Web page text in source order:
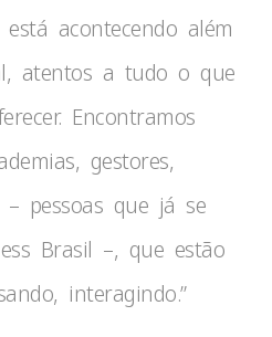
acontecendo além
atentos a tudo o que
Encontramos
gestores,
pessoas que já se
Brasil –, que estão
interagindo.”